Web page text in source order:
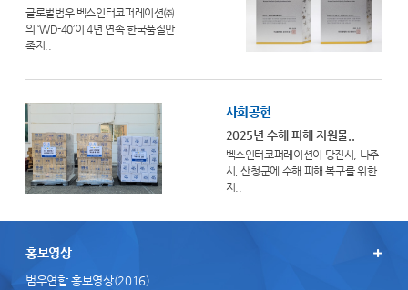
글로벌범우 벡스인터코퍼레이션㈜
의 ‘WD-40’이 4년 연속 한국품질만
족지..
사회공헌
2025년 수해 피해 지원물..
벡스인터코퍼레이션이 당진시, 나주
시, 산청군에 수해 피해 복구를 위한
지..
홍보영상
범우연합 홍보영상(2016)